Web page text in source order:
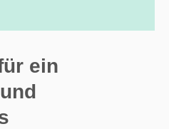
ein